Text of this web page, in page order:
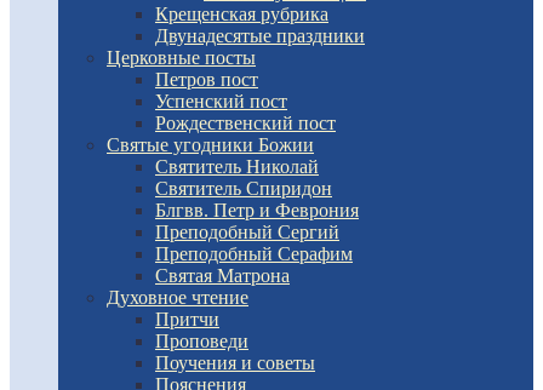
Крещенская рубрика
Двунадесятые праздники
Церковные посты
Петров пост
Успенский пост
Рождественский пост
Святые угодники Божии
Святитель Николай
Святитель Спиридон
Блгвв. Петр и Феврония
Преподобный Сергий
Преподобный Серафим
Святая Матрона
Духовное чтение
Притчи
Проповеди
Поучения и советы
Пояснения